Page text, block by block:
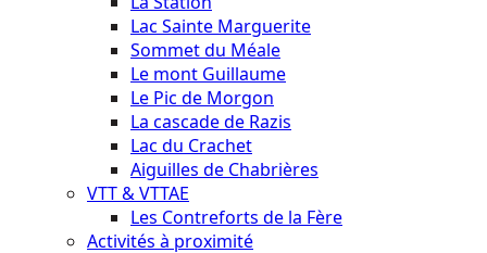
Lac Sainte Marguerite
Sommet du Méale
Le mont Guillaume
Le Pic de Morgon
La cascade de Razis
Lac du Crachet
Aiguilles de Chabrières
VTT & VTTAE
Les Contreforts de la Fère
Activités à proximité